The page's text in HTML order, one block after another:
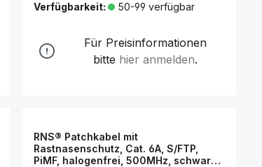
Verfügbarkeit:
50-99 verfügbar
Für Preisinformationen
bitte hier anmelden.
RNS® Patchkabel mit
Rastnasenschutz, Cat. 6A, S/FTP,
PiMF, halogenfrei, 500MHz, schwarz,